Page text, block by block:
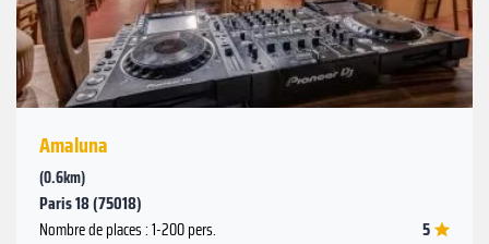
Amaluna
(0.6km)
Paris 18 (75018)
Nombre de places : 1-200 pers. 5